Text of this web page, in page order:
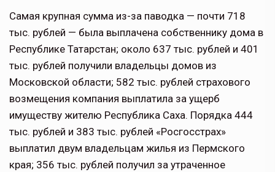
Самая крупная сумма из-за паводка — почти 718
тыс. рублей — была выплачена собственнику дома в
Республике Татарстан; около 637 тыс. рублей и 401
тыс. рублей получили владельцы домов из
Московской области; 582 тыс. рублей страхового
возмещения компания выплатила за ущерб
имуществу жителю Республика Саха. Порядка 444
тыс. рублей и 383 тыс. рублей «Росгосстрах»
выплатил двум владельцам жилья из Пермского
края; 356 тыс. рублей получил за утраченное